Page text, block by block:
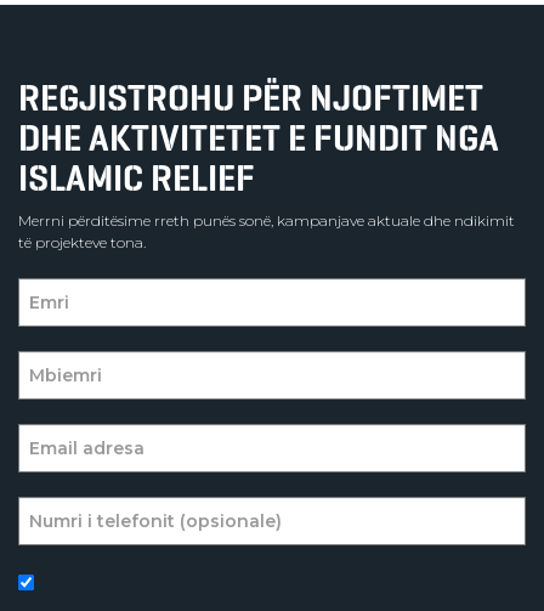
REGJISTROHU PËR NJOFTIMET
DHE AKTIVITETET E FUNDIT NGA
ISLAMIC RELIEF
Merrni përditësime rreth punës sonë, kampanjave aktuale dhe ndikimit
të projekteve tona.